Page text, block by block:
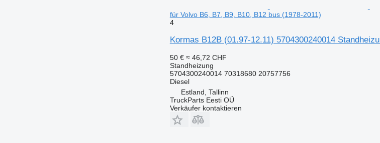
für Volvo B6, B7, B9, B10, B12 bus (1978-2011)
4
Kormas B12B (01.97-12.11) 5704300240014
50 € ≈ 46,72 CHF
Standheizung
5704300240014 70318680 20757756
Diesel
Estland, Tallinn
TruckParts Eesti OÜ
Verkäufer kontaktieren